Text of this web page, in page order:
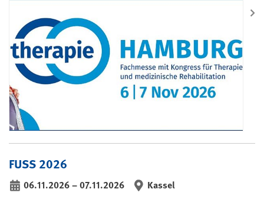
FUSS 2026
06.11.2026–07.11.2026 Kassel